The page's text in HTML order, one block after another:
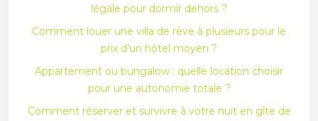
légale pour dormir dehors ?
Comment louer une villa de rêve à plusieurs pour le
prix d’un hôtel moyen ?
Appartement ou bungalow : quelle location choisir
pour une autonomie totale ?
Comment réserver et survivre à votre nuit en gîte de